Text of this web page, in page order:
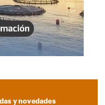
y novedades